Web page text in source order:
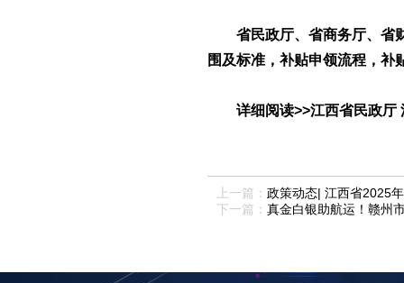
省民政厅、省商务厅、省
围及标准，补贴申领流程，补
详细阅读>>江西省民政厅
上一篇： 政策动态| 江西省2025
下一篇： 真金白银助航运！赣州